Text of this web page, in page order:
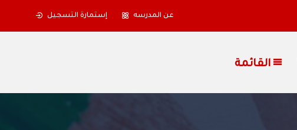
عن المدرسه إستمارة التسجيل